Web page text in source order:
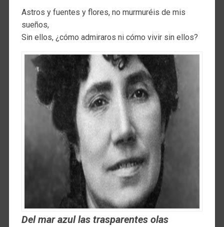
Astros y fuentes y flores, no murmuréis de mis
sueños,
Sin ellos, ¿cómo admiraros ni cómo vivir sin ellos?
Del mar azul las trasparentes olas